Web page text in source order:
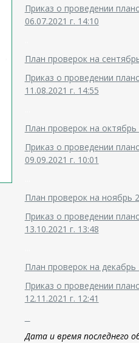
Приказ о проведении
06.07.2021 г. 14:10
План проверок на
Приказ о проведении
11.08.2021 г. 14:55
План проверок на октябрь
Приказ о проведении
09.09.2021 г. 10:01
План проверок на ноябрь
Приказ о проведении
13.10.2021 г. 13:48
План проверок на декабрь
Приказ о проведении
12.11.2021 г. 12:41
Дата и время последнего